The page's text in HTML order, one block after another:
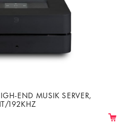
END MUSIK SERVER,
192KHZ